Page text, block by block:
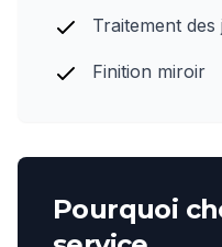
Traitement des
Finition miroir
Pourquoi